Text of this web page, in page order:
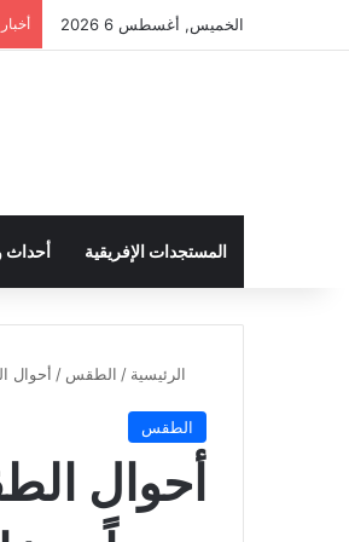
الخميس, أغسطس 6 2026
المستجدات الإفريقية أحداث
الرئيسية / الطقس / أحوال
الطقس
أحوال